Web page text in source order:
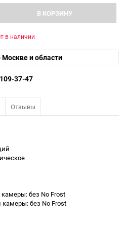
В КОРЗИНУ
в наличии
и области
37-47
Отзывы
без No Frost
без No Frost